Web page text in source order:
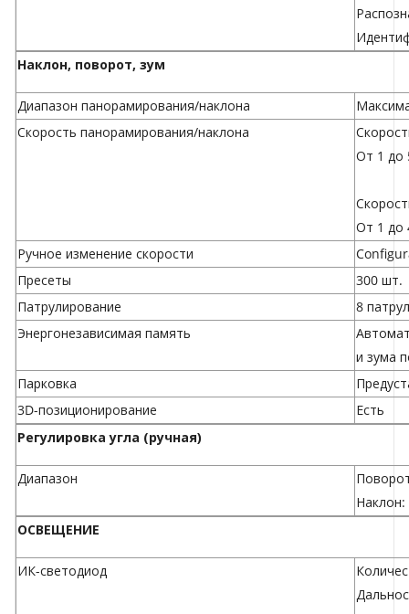
Наклон, поворот, зум
Диапазон панорамирования/наклона
Скорость панорамирования/наклона
От 1 до
От 1 до
Ручное изменение скорости
Пресеты
300 шт.
Патрулирование
8
Энергонезависимая память
и зума
Парковка
3D-позиционирование
Есть
Регулировка угла (ручная)
Диапазон
Наклон:
ОСВЕЩЕНИЕ
ИК-светодиод